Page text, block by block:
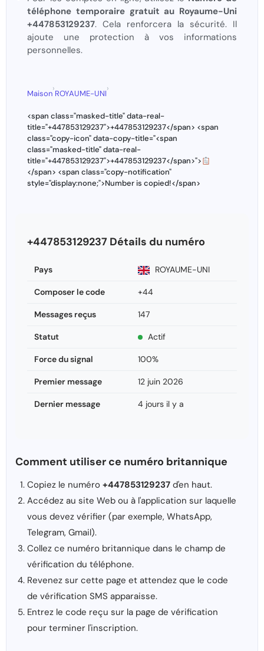
téléphone temporaire gratuit au Royaume-Uni
+447853129237. Cela renforcera la sécurité. Il
ajoute une protection à vos informations
personnelles.
Maison
›
ROYAUME-UNI
›
<span class="masked-title" data-real-
title="+447853129237">+447853129237</span> <span
class="copy-icon" data-copy-title="<span
class="masked-title" data-real-
title="+447853129237">+447853129237</span>">
</span> <span class="copy-notification"
style="display:none;">Number is copied!</span>
+447853129237 Détails du numéro
Pays ROYAUME-UNI
Composer le code +44
Messages reçus 147
Statut Actif
Force du signal 100%
Premier message 12 juin 2026
Dernier message 4 jours il y a
Comment utiliser ce numéro britannique
Copiez le numéro +447853129237 d'en haut.
Accédez au site Web ou à l'application sur laquelle
vous devez vérifier (par exemple, WhatsApp,
Telegram, Gmail).
Collez ce numéro britannique dans le champ de
vérification du téléphone.
Revenez sur cette page et attendez que le code
de vérification SMS apparaisse.
Entrez le code reçu sur la page de vérification
pour terminer l'inscription.